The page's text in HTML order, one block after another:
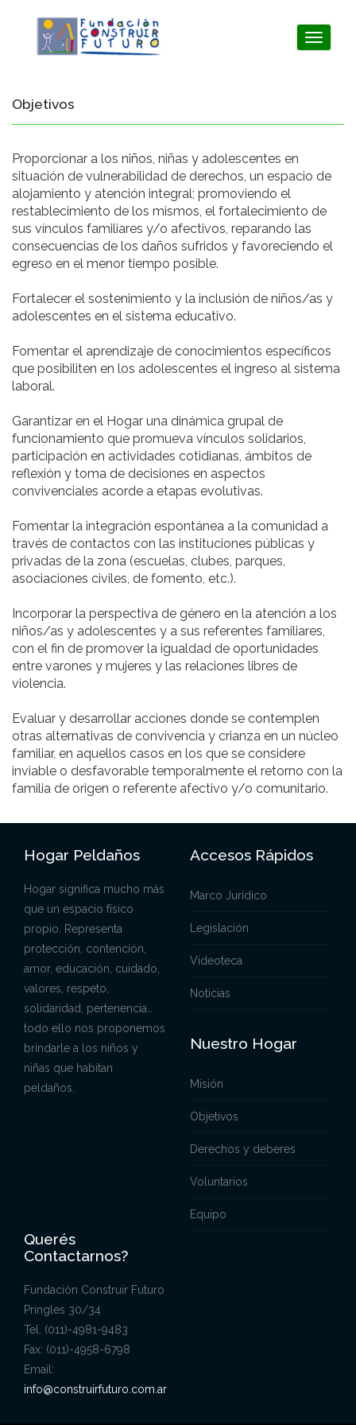
Toggle
Objetivos
Proporcionar a los niños, niñas y adolescentes en
situación de vulnerabilidad de derechos, un espacio de
alojamiento y atención integral; promoviendo el
restablecimiento de los mismos, el fortalecimiento de
sus vínculos familiares y/o afectivos, reparando las
consecuencias de los daños sufridos y favoreciendo el
egreso en el menor tiempo posible.
Fortalecer el sostenimiento y la inclusión de niños/as y
adolescentes en el sistema educativo.
Fomentar el aprendizaje de conocimientos específicos
que posibiliten en los adolescentes el ingreso al sistema
laboral.
Garantizar en el Hogar una dinámica grupal de
funcionamiento que promueva vínculos solidarios,
participación en actividades cotidianas, ámbitos de
reflexión y toma de decisiones en aspectos
convivenciales acorde a etapas evolutivas.
Fomentar la integración espontánea a la comunidad a
través de contactos con las instituciones públicas y
privadas de la zona (escuelas, clubes, parques,
asociaciones civiles, de fomento, etc.).
Incorporar la perspectiva de género en la atención a los
niños/as y adolescentes y a sus referentes familiares,
con el fin de promover la igualdad de oportunidades
entre varones y mujeres y las relaciones libres de
violencia.
Evaluar y desarrollar acciones donde se contemplen
otras alternativas de convivencia y crianza en un núcleo
familiar, en aquellos casos en los que se considere
inviable o desfavorable temporalmente el retorno con la
familia de origen o referente afectivo y/o comunitario.
Hogar Peldaños
Hogar significa mucho más
que un espacio físico
propio. Representa
protección, contención,
amor, educación, cuidado,
valores, respeto,
solidaridad, pertenencia…
todo ello nos proponemos
brindarle a los niños y
niñas que habitan
peldaños.
Accesos Rápidos
Marco Jurídico
Legislación
Videoteca
Noticias
Nuestro Hogar
Misión
Objetivos
Derechos y deberes
Voluntarios
Equipo
Querés
Contactarnos?
Fundación Construir Futuro
Pringles 30/34
Tel. (011)-4981-9483
Fax: (011)-4958-6798
Email:
info@construirfuturo.com.ar